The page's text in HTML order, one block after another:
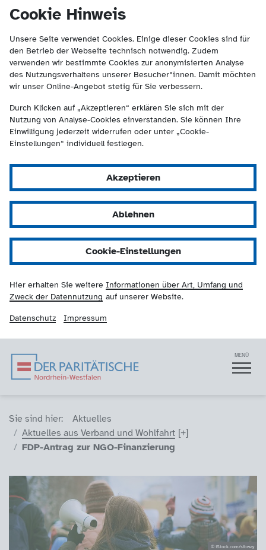
Cookie Hinweis
Unsere Seite verwendet Cookies. Einige dieser Cookies sind für
den Betrieb der Webseite technisch notwendig. Zudem
verwenden wir bestimmte Cookies zur anonymisierten Analyse
des Nutzungsverhaltens unserer Besucher*innen. Damit möchten
wir unser Online-Angebot stetig für Sie verbessern.
Durch Klicken auf „Akzeptieren“ erklären Sie sich mit der
Nutzung von Analyse-Cookies einverstanden. Sie können Ihre
Einwilligung jederzeit widerrufen oder unter „Cookie-
Einstellungen“ individuell festlegen.
Akzeptieren
Ablehnen
Cookie-Einstellungen
Hier erhalten Sie weitere Informationen über Art, Umfang und
Zweck der Datennutzung auf unserer Website.
Datenschutz Impressum
Der Paritätische NRW
springen
(Kontakt und Suche) springen.
Navigation MENÜ
Sie sind hier (Breadcrumb)
Sie sind hier:
Aktuelles
Aktuelles aus Verband und Wohlfahrt
FDP-Antrag zur NGO-Finanzierung
© iStock.com/sibway